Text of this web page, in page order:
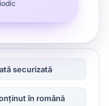
securizată
în română